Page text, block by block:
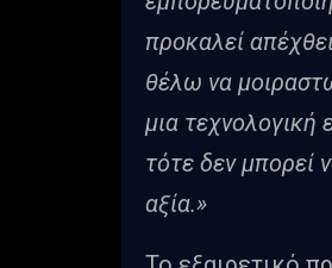
προκαλεί
θέλω να
μια τεχνολογική
τότε δεν μπορεί
αξία.»